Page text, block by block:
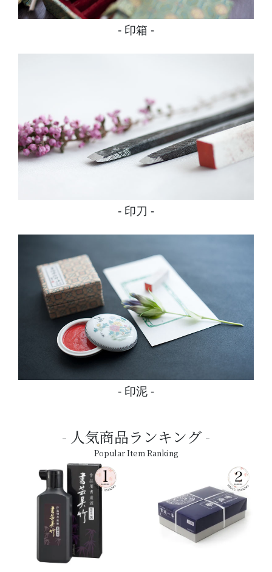
印箱
印刀
印泥
人気商品ランキング
Popular Item Ranking